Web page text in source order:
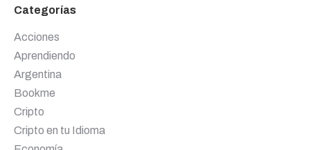
Categorías
Acciones
Aprendiendo
Argentina
Bookme
Cripto
Cripto en tu Idioma